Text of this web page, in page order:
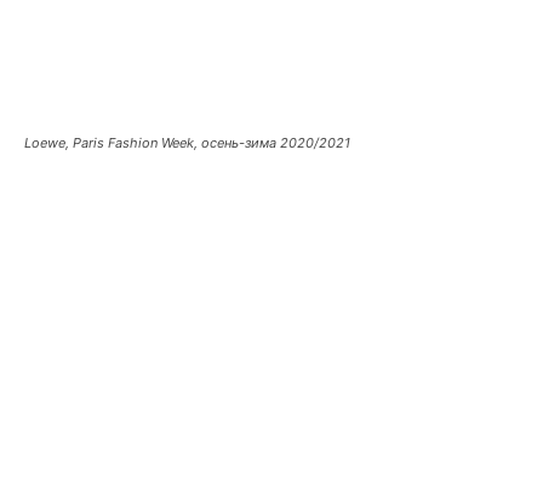
Loewe, Paris Fashion Week, осень-зима 2020/2021